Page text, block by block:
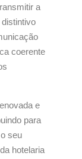
a
coerente
e
para
seu
hotelaria